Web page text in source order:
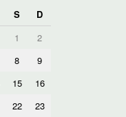
S
D
1
2
8
9
15
16
22
23